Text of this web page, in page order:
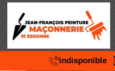
indisponible